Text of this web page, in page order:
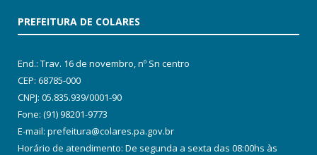
PREFEITURA DE COLARES
End.: Trav. 16 de novembro, nº Sn centro
CEP: 68785-000
CNPJ: 05.835.939/0001-90
Fone: (91) 98201-9773
E-mail: prefeitura@colares.pa.gov.br
Horário de atendimento: De segunda a sexta das 08:00hs às